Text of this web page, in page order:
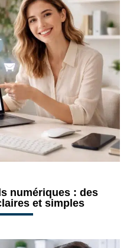
numériques : des
et simples